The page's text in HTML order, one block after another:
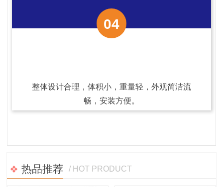
04
整体设计合理，体积小，重量轻，外观简洁流
畅，安装方便。
热品推荐 / HOT PRODUCT